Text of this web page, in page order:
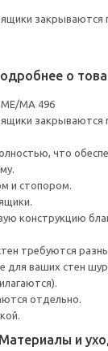
закрываются
о
MA 496
закрываются
что
и стопором.
конструкцию
требуются
для ваших стен
отдельно.
Материалы и